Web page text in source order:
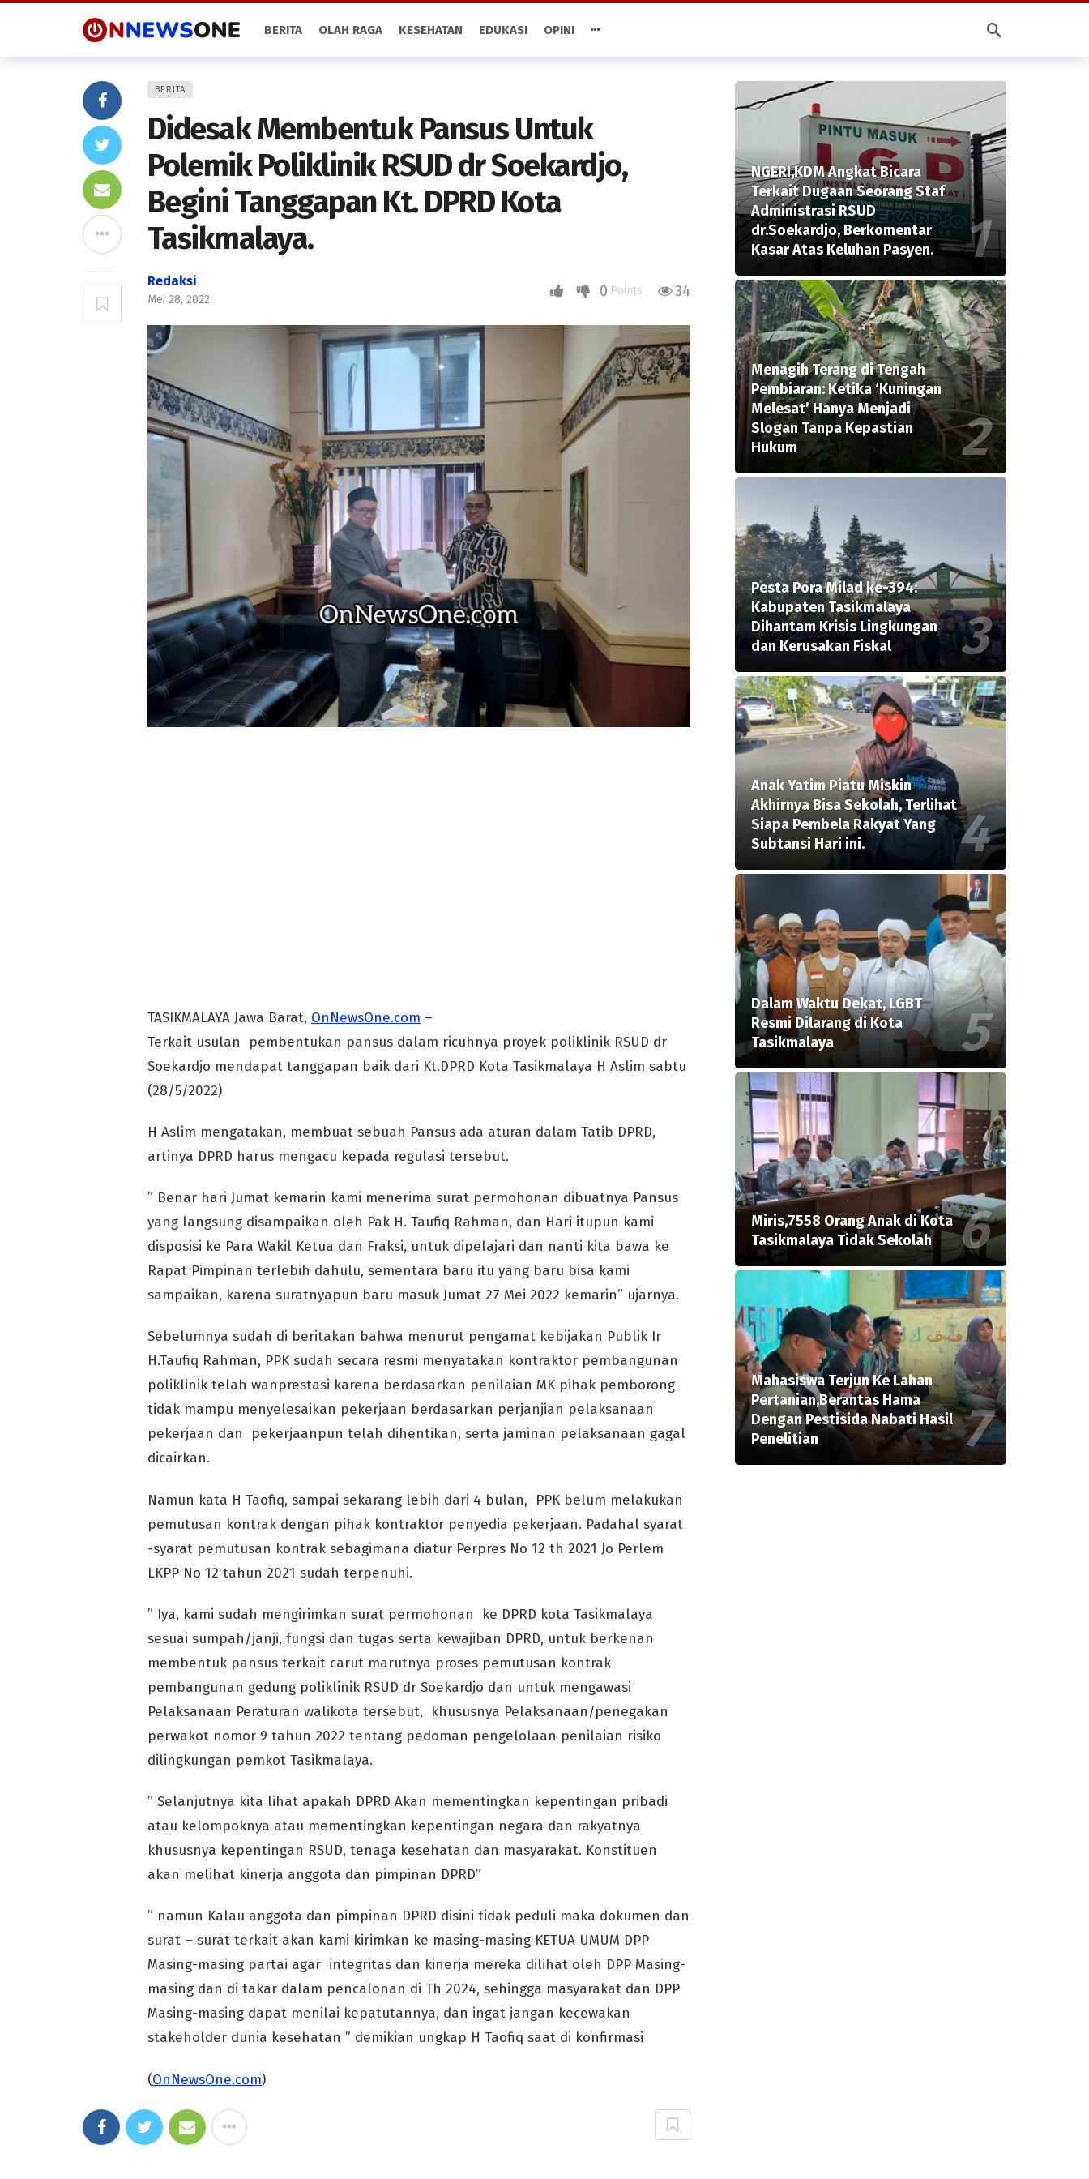
BERITA OLAH RAGA KESEHATAN EDUKASI OPINI
BERITA
Didesak Membentuk Pansus Untuk
Polemik Poliklinik RSUD dr Soekardjo,
Begini Tanggapan Kt. DPRD Kota
Tasikmalaya.
Redaksi
Mei 28, 2022 0 Points 34
TASIKMALAYA Jawa Barat, OnNewsOne.com –
Terkait usulan pembentukan pansus dalam ricuhnya proyek poliklinik RSUD dr
Soekardjo mendapat tanggapan baik dari Kt.DPRD Kota Tasikmalaya H Aslim sabtu
(28/5/2022)
H Aslim mengatakan, membuat sebuah Pansus ada aturan dalam Tatib DPRD,
artinya DPRD harus mengacu kepada regulasi tersebut.
” Benar hari Jumat kemarin kami menerima surat permohonan dibuatnya Pansus
yang langsung disampaikan oleh Pak H. Taufiq Rahman, dan Hari itupun kami
disposisi ke Para Wakil Ketua dan Fraksi, untuk dipelajari dan nanti kita bawa ke
Rapat Pimpinan terlebih dahulu, sementara baru itu yang baru bisa kami
sampaikan, karena suratnyapun baru masuk Jumat 27 Mei 2022 kemarin” ujarnya.
Sebelumnya sudah di beritakan bahwa menurut pengamat kebijakan Publik Ir
H.Taufiq Rahman, PPK sudah secara resmi menyatakan kontraktor pembangunan
poliklinik telah wanprestasi karena berdasarkan penilaian MK pihak pemborong
tidak mampu menyelesaikan pekerjaan berdasarkan perjanjian pelaksanaan
pekerjaan dan pekerjaanpun telah dihentikan, serta jaminan pelaksanaan gagal
dicairkan.
Namun kata H Taofiq, sampai sekarang lebih dari 4 bulan, PPK belum melakukan
pemutusan kontrak dengan pihak kontraktor penyedia pekerjaan. Padahal syarat
-syarat pemutusan kontrak sebagimana diatur Perpres No 12 th 2021 Jo Perlem
LKPP No 12 tahun 2021 sudah terpenuhi.
” Iya, kami sudah mengirimkan surat permohonan ke DPRD kota Tasikmalaya
sesuai sumpah/janji, fungsi dan tugas serta kewajiban DPRD, untuk berkenan
membentuk pansus terkait carut marutnya proses pemutusan kontrak
pembangunan gedung poliklinik RSUD dr Soekardjo dan untuk mengawasi
Pelaksanaan Peraturan walikota tersebut, khususnya Pelaksanaan/penegakan
perwakot nomor 9 tahun 2022 tentang pedoman pengelolaan penilaian risiko
dilingkungan pemkot Tasikmalaya.
” Selanjutnya kita lihat apakah DPRD Akan mementingkan kepentingan pribadi
atau kelompoknya atau mementingkan kepentingan negara dan rakyatnya
khususnya kepentingan RSUD, tenaga kesehatan dan masyarakat. Konstituen
akan melihat kinerja anggota dan pimpinan DPRD”
” namun Kalau anggota dan pimpinan DPRD disini tidak peduli maka dokumen dan
surat – surat terkait akan kami kirimkan ke masing-masing KETUA UMUM DPP
Masing-masing partai agar integritas dan kinerja mereka dilihat oleh DPP Masing-
masing dan di takar dalam pencalonan di Th 2024, sehingga masyarakat dan DPP
Masing-masing dapat menilai kepatutannya, dan ingat jangan kecewakan
stakeholder dunia kesehatan ” demikian ungkap H Taofiq saat di konfirmasi
(OnNewsOne.com)
NGERI,KDM Angkat Bicara
Terkait Dugaan Seorang Staf
Administrasi RSUD
dr.Soekardjo, Berkomentar
Kasar Atas Keluhan Pasyen.
Menagih Terang di Tengah
Pembiaran: Ketika ‘Kuningan
Melesat’ Hanya Menjadi
Slogan Tanpa Kepastian
Hukum
Pesta Pora Milad ke-394:
Kabupaten Tasikmalaya
Dihantam Krisis Lingkungan
dan Kerusakan Fiskal
Anak Yatim Piatu Miskin
Akhirnya Bisa Sekolah, Terlihat
Siapa Pembela Rakyat Yang
Subtansi Hari ini.
Dalam Waktu Dekat, LGBT
Resmi Dilarang di Kota
Tasikmalaya
Miris,7558 Orang Anak di Kota
Tasikmalaya Tidak Sekolah
Mahasiswa Terjun Ke Lahan
Pertanian,Berantas Hama
Dengan Pestisida Nabati Hasil
Penelitian